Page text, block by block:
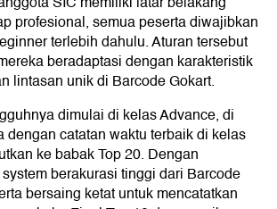
profesional, semua peserta diwajibkan
terlebih dahulu. Aturan tersebut
beradaptasi dengan karakteristik
lintasan unik di Barcode Gokart.
dimulai di kelas Advance, di
dengan catatan waktu terbaik di kelas
ke babak Top 20. Dengan
berakurasi tinggi dari Barcode
bersaing ketat untuk mencatatkan